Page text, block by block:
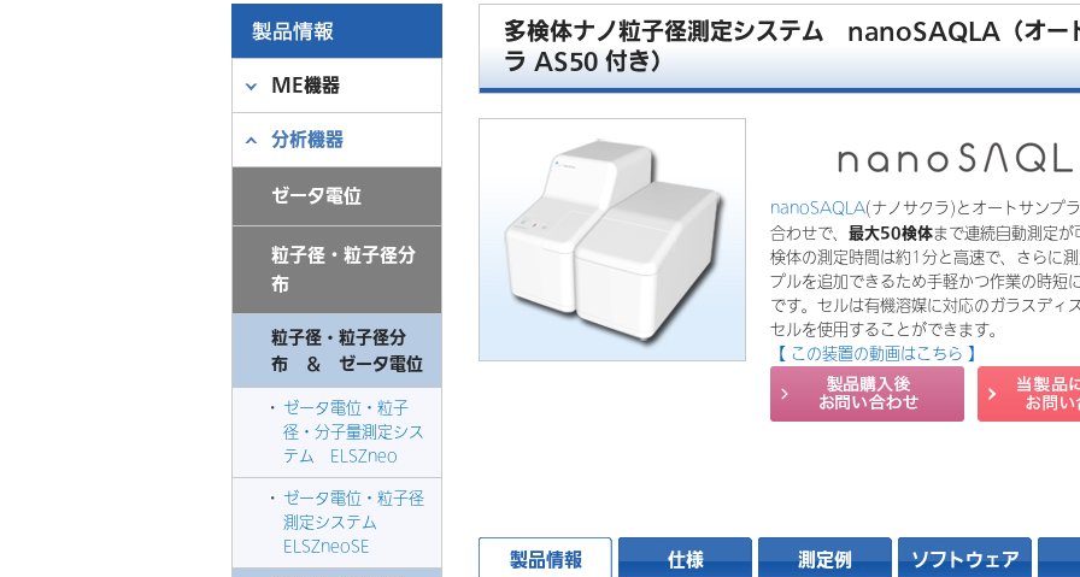
ME機器
分析機器
ゼータ電位
粒子径・粒子径分
布
粒子径・粒子径分
布 ＆ ゼータ電位
ゼータ電位・粒子
径・分子量測定シス
テム ELSZneo
ゼータ電位・粒子径
測定システム
ELSZneoSE
多検体ナノ粒子径測定システム nanoSAQLA（オー
ラ AS50 付き）
nanoSAQLA(ナノサクラ)とオートサンプ
合わせで、 最大50検体まで連続自動測定
検体の測定時間は約1分と高速で、さらに
プルを追加できるため手軽かつ作業の時短
です。セルは有機溶媒に対応のガラスディ
セルを使用することができます。
【 この装置の動画はこちら 】
製品情報 仕様 測定例 ソフトウェア